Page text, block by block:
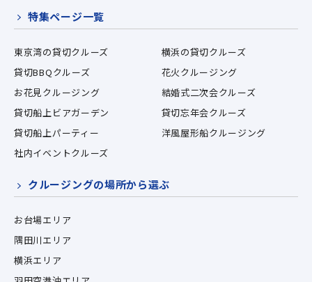
特集ページ一覧
東京湾の貸切クルーズ
横浜の貸切クルーズ
貸切BBQクルーズ
花火クルージング
お花見クルージング
結婚式二次会クルーズ
貸切船上ビアガーデン
貸切忘年会クルーズ
貸切船上パーティー
洋風屋形船クルージング
社内イベントクルーズ
クルージングの場所から選ぶ
お台場エリア
隅田川エリア
横浜エリア